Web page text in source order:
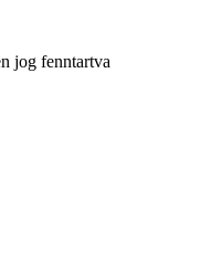
jog fenntartva